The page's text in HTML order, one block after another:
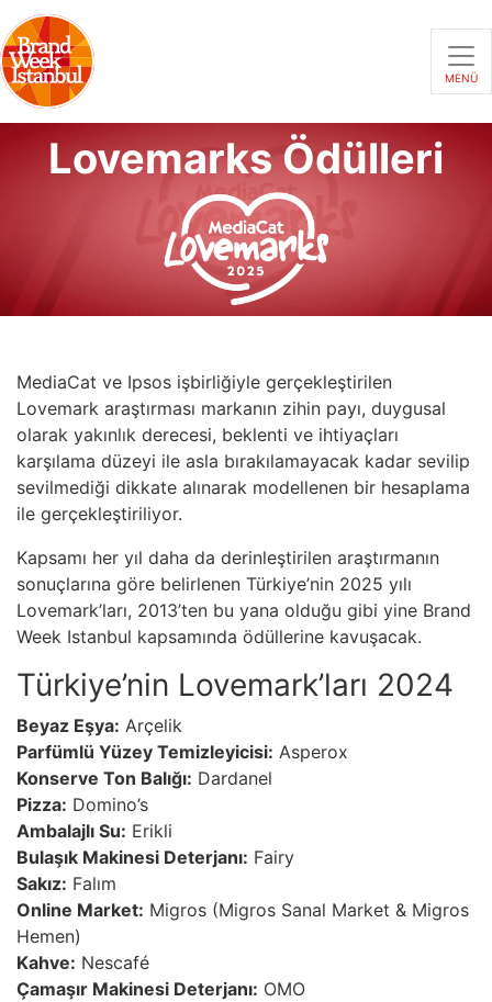
MENÜ
Lovemarks Ödülleri
MediaCat ve Ipsos işbirliğiyle gerçekleştirilen
Lovemark araştırması markanın zihin payı, duygusal
olarak yakınlık derecesi, beklenti ve ihtiyaçları
karşılama düzeyi ile asla bırakılamayacak kadar sevilip
sevilmediği dikkate alınarak modellenen bir hesaplama
ile gerçekleştiriliyor.
Kapsamı her yıl daha da derinleştirilen araştırmanın
sonuçlarına göre belirlenen Türkiye’nin 2025 yılı
Lovemark’ları, 2013’ten bu yana olduğu gibi yine Brand
Week Istanbul kapsamında ödüllerine kavuşacak.
Türkiye’nin Lovemark’ları 2024
Beyaz Eşya: Arçelik
Parfümlü Yüzey Temizleyicisi: Asperox
Konserve Ton Balığı: Dardanel
Pizza: Domino’s
Ambalajlı Su: Erikli
Bulaşık Makinesi Deterjanı: Fairy
Sakız: Falım
Online Market: Migros (Migros Sanal Market & Migros
Hemen)
Kahve: Nescafé
Çamaşır Makinesi Deterjanı: OMO